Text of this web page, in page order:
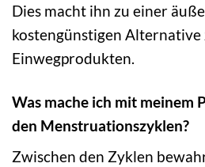
Dies macht ihn zu einer
kostengünstigen Alternative
Einwegprodukten.
Was mache ich mit meinem
den Menstruationszyklen?
Zwischen den Zyklen